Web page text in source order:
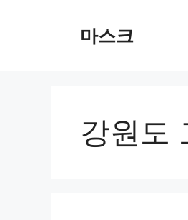
마스크
강원도